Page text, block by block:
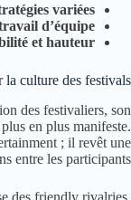
variées
d’équipe
et hauteur
la culture des festivals
des festivaliers, son
en plus manifeste.
; il revêt une
entre les participants.